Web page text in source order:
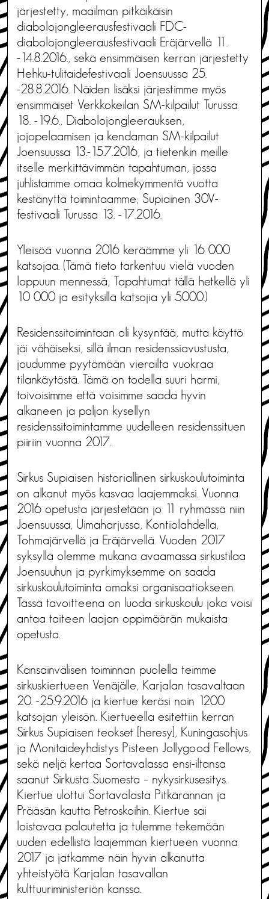
järjestetty, maailman pitkäikäisin
diabolojongleerausfestivaali FDC-
diabolojongleerausfestivaali Eräjärvellä 11.
-14.8.2016., sekä ensimmäisen kerran järjestetty
Hehku-tulitaidefestivaali Joensuussa 25.
-28.8.2016. Näiden lisäksi järjestimme myös
ensimmäiset Verkkokeilan SM-kilpailut Turussa
18. -19.6., Diabolojongleerauksen,
jojopelaamisen ja kendaman SM-kilpailut
Joensuussa 13.-15.7.2016, ja tietenkin meille
itselle merkittävimmän tapahtuman, jossa
juhlistamme omaa kolmekymmentä vuotta
kestänyttä toimintaamme; Supiainen 30V-
festivaali Turussa 13. -17.2016.
Yleisöä vuonna 2016 keräämme yli 16 000
katsojaa. (Tämä tieto tarkentuu vielä vuoden
loppuun mennessä, Tapahtumat tällä hetkellä yli
10 000 ja esityksillä katsojia yli 5000.)
Residenssitoimintaan oli kysyntää, mutta käyttö
jäi vähäiseksi, sillä ilman residenssiavustusta,
joudumme pyytämään vierailta vuokraa
tilankäytöstä. Tämä on todella suuri harmi,
toivoisimme että voisimme saada hyvin
alkaneen ja paljon kysellyn
residenssitoimintamme uudelleen residenssituen
piiriin vuonna 2017.
Sirkus Supiaisen historiallinen sirkuskoulutoiminta
on alkanut myös kasvaa laajemmaksi. Vuonna
2016 opetusta järjestetään jo 11 ryhmässä niin
Joensuussa, Uimaharjussa, Kontiolahdella,
Tohmajärvellä ja Eräjärvellä. Vuoden 2017
syksyllä olemme mukana avaamassa sirkustilaa
Joensuuhun ja pyrkimyksemme on saada
sirkuskoulutoiminta omaksi organisaatiokseen.
Tässä tavoitteena on luoda sirkuskoulu joka voisi
antaa taiteen laajan oppimäärän mukaista
opetusta.
Kansainvälisen toiminnan puolella teimme
sirkuskiertueen Venäjälle, Karjalan tasavaltaan
20. -25.9.2016 ja kiertue keräsi noin 1200
katsojan yleisön. Kiertueella esitettiin kerran
Sirkus Supiaisen teokset [heresy], Kuningasohjus
ja Monitaideyhdistys Pisteen Jollygood Fellows,
sekä neljä kertaa Sortavalassa ensi-iltansa
saanut Sirkusta Suomesta – nykysirkusesitys.
Kiertue ulottui Sortavalasta Pitkärannan ja
Prääsän kautta Petroskoihin. Kiertue sai
loistavaa palautetta ja tulemme tekemään
uuden edellistä laajemman kiertueen vuonna
2017 ja jatkamme näin hyvin alkanutta
yhteistyötä Karjalan tasavallan
kulttuuriministeriön kanssa.